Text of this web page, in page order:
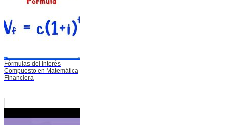
Fórmulas del Interés
Compuesto en Matemática
Financiera